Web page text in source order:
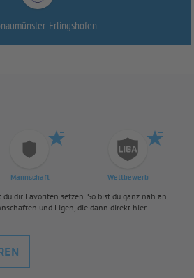
Erlingshofen
Mannschaft Wettbewerb
dir Favoriten setzen. So bist du ganz nah an
und Ligen, die dann direkt hier